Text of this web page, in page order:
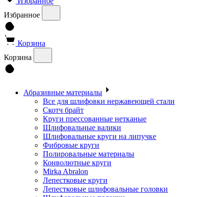
Избранное
Корзина
Корзина
Абразивные материалы
Все для шлифовки нержавеющей стали
Скотч брайт
Круги прессованные нетканые
Шлифовальные валики
Шлифовальные круги на липучке
Фибровые круги
Полировальные материалы
Конволютные круги
Mirka Abralon
Лепестковые круги
Лепестковые шлифовальные головки